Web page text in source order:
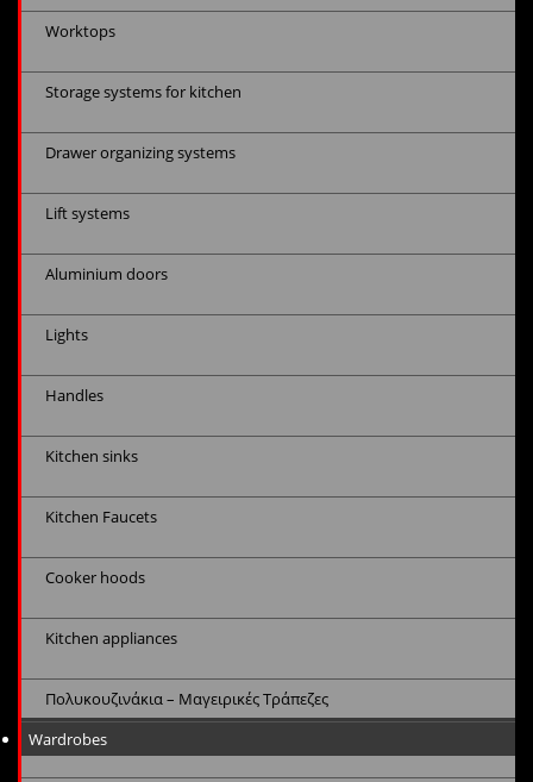
Worktops
Storage systems for kitchen
Drawer organizing systems
Lift systems
Aluminium doors
Lights
Handles
Kitchen sinks
Kitchen Faucets
Cooker hoods
Kitchen appliances
Πολυκουζινάκια – Μαγειρικές Τράπεζες
Wardrobes